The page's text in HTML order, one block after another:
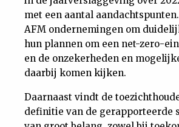
met een aantal
AFM ondernemingen om
hun plannen om een net-zero-
en de onzekerheden en
daarbij komen kijken.
Daarnaast vindt de
definitie van de gerapporteerde